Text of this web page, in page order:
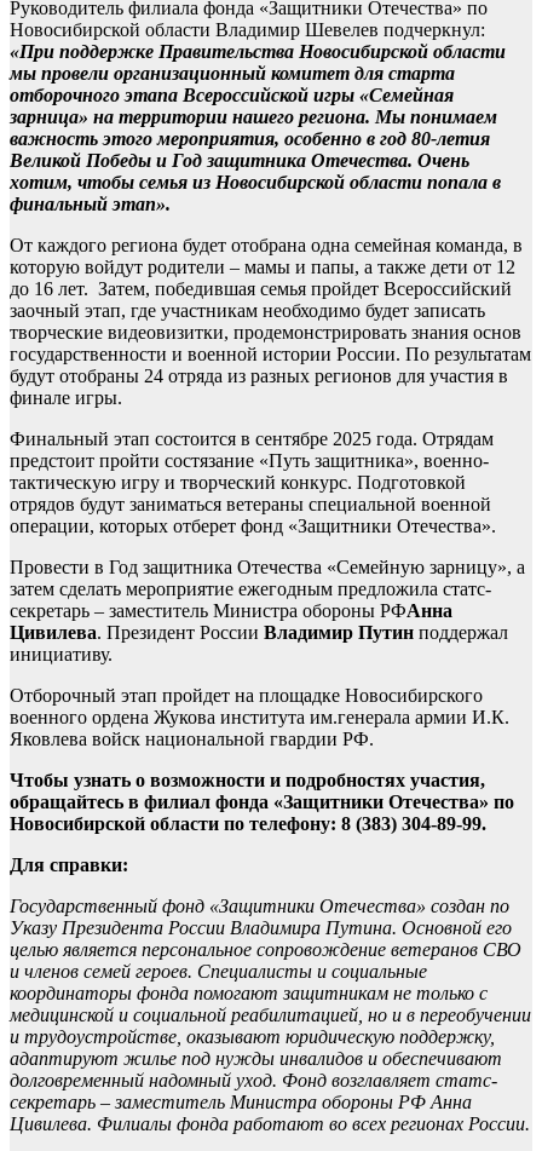
Руководитель филиала фонда «Защитники Отечества» по
Новосибирской области Владимир Шевелев подчеркнул:
«При поддержке Правительства Новосибирской области
мы провели организационный комитет для старта
отборочного этапа Всероссийской игры «Семейная
зарница» на территории нашего региона. Мы понимаем
важность этого мероприятия, особенно в год 80-летия
Великой Победы и Год защитника Отечества. Очень
хотим, чтобы семья из Новосибирской области попала в
финальный этап».
От каждого региона будет отобрана одна семейная команда, в
которую войдут родители – мамы и папы, а также дети от 12
до 16 лет. Затем, победившая семья пройдет Всероссийский
заочный этап, где участникам необходимо будет записать
творческие видеовизитки, продемонстрировать знания основ
государственности и военной истории России. По результатам
будут отобраны 24 отряда из разных регионов для участия в
финале игры.
Финальный этап состоится в сентябре 2025 года. Отрядам
предстоит пройти состязание «Путь защитника», военно-
тактическую игру и творческий конкурс. Подготовкой
отрядов будут заниматься ветераны специальной военной
операции, которых отберет фонд «Защитники Отечества».
Провести в Год защитника Отечества «Семейную зарницу», а
затем сделать мероприятие ежегодным предложила статс-
секретарь – заместитель Министра обороны РФАнна
Цивилева. Президент России Владимир Путин поддержал
инициативу.
Отборочный этап пройдет на площадке Новосибирского
военного ордена Жукова института им.генерала армии И.К.
Яковлева войск национальной гвардии РФ.
Чтобы узнать о возможности и подробностях участия,
обращайтесь в филиал фонда «Защитники Отечества» по
Новосибирской области по телефону: 8 (383) 304-89-99.
Для справки:
Государственный фонд «Защитники Отечества» создан по
Указу Президента России Владимира Путина. Основной его
целью является персональное сопровождение ветеранов СВО
и членов семей героев. Специалисты и социальные
координаторы фонда помогают защитникам не только с
медицинской и социальной реабилитацией, но и в переобучении
и трудоустройстве, оказывают юридическую поддержку,
адаптируют жилье под нужды инвалидов и обеспечивают
долговременный надомный уход. Фонд возглавляет статс-
секретарь – заместитель Министра обороны РФ Анна
Цивилева. Филиалы фонда работают во всех регионах России.